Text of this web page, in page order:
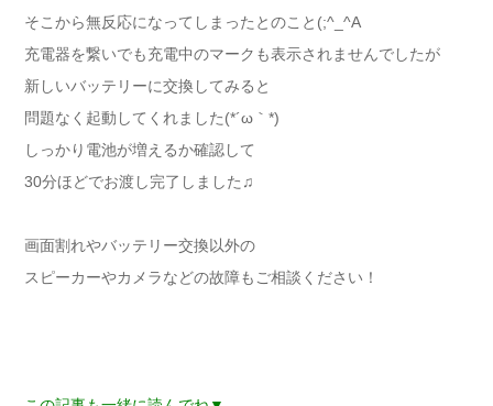
そこから無反応になってしまったとのこと(;^_^A
充電器を繋いでも充電中のマークも表示されませんでしたが
新しいバッテリーに交換してみると
問題なく起動してくれました(*´ω｀*)
しっかり電池が増えるか確認して
30分ほどでお渡し完了しました♫
画面割れやバッテリー交換以外の
スピーカーやカメラなどの故障もご相談ください！